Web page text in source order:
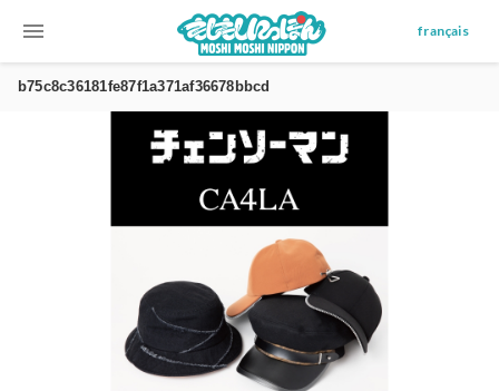
menu français
b75c8c36181fe87f1a371af36678bbcd